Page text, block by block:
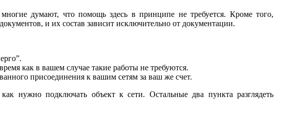
думают, что помощь здесь в принципе не требуется. Кроме того,
и их состав зависит исключительно от документации.
как в вашем случае такие работы не требуются.
присоединения к вашим сетям за ваш же счет.
нужно подключать объект к сети. Остальные два пункта разглядеть